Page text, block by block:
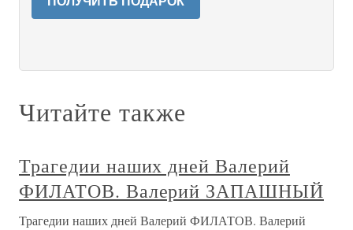
Читайте также
Трагедии наших дней Валерий
ФИЛАТОВ. Валерий ЗАПАШНЫЙ
Трагедии наших дней Валерий ФИЛАТОВ. Валерий